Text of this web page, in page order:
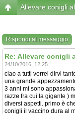
Allevare conigli
Rispondi al messaggio
Re: Allevare conigli
24/10/2016, 12:25
ciao a tutti vorrei dirvi
una grande
3 anni mi sono
razze fra cui la gigante )
diversi aspetti. primo è
conigli il vaccino dura al